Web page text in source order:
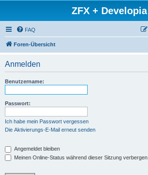
ZFX + Developia
FAQ
Foren-Übersicht
Anmelden
Benutzername:
Passwort:
Ich habe mein Passwort vergessen
Die Aktivierungs-E-Mail erneut senden
Angemeldet bleiben
Meinen Online-Status während dieser Sitzung verbergen